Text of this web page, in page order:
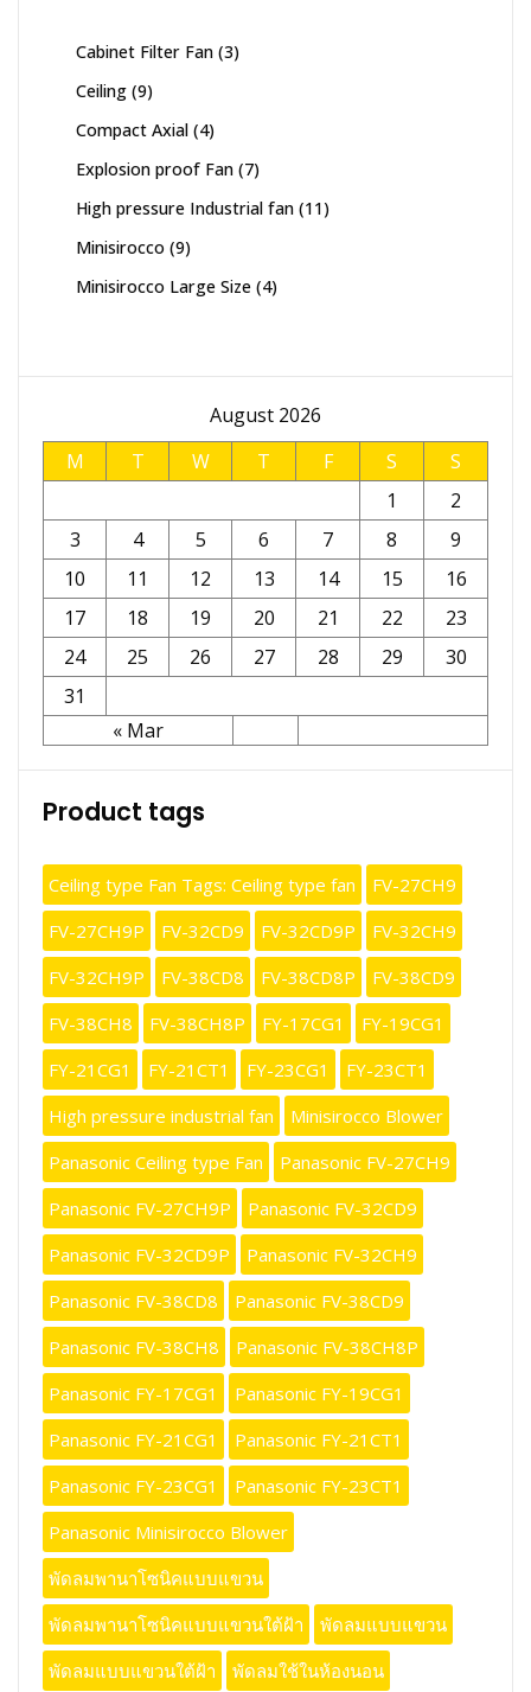
Cabinet Filter Fan 33
Ceiling 99
Compact Axial 44
Explosion proof Fan 77
High pressure Industrial fan 1111
Minisirocco 99
Minisirocco Large Size 44
August 2026
M
T W T F S
S
1
2
3
4 5 6 7 8
9
10
11 12 13 14 15
16
17
18 19 20 21 22
23
24
25 26 27 28 29
30
31
« Mar
Product tags
Ceiling type Fan Tags: Ceiling type fan
FV-27CH9
FV-27CH9P
FV-32CD9 FV-32CD9P
FV-32CH9
FV-32CH9P
FV-38CD8 FV-38CD8P
FV-38CD9
FV-38CH8
FV-38CH8P FY-17CG1
FY-19CG1
FY-21CG1
FY-21CT1 FY-23CG1
FY-23CT1
High pressure industrial fan
Minisirocco Blower
Panasonic Ceiling type Fan
Panasonic FV-27CH9
Panasonic FV-27CH9P
Panasonic FV-32CD9
Panasonic FV-32CD9P
Panasonic FV-32CH9
Panasonic FV-38CD8
Panasonic FV-38CD9
Panasonic FV-38CH8
Panasonic FV-38CH8P
Panasonic FY-17CG1
Panasonic FY-19CG1
Panasonic FY-21CG1
Panasonic FY-21CT1
Panasonic FY-23CG1
Panasonic FY-23CT1
Panasonic Minisirocco Blower
พัดลมพานาโซนิคแบบแขวน
พัดลมพานาโซนิคแบบแขวนใต้ฝ้า
พัดลมแบบแขวน
พัดลมแบบแขวนใต้ฝ้า
พัดลมใช้ในห้องนอน